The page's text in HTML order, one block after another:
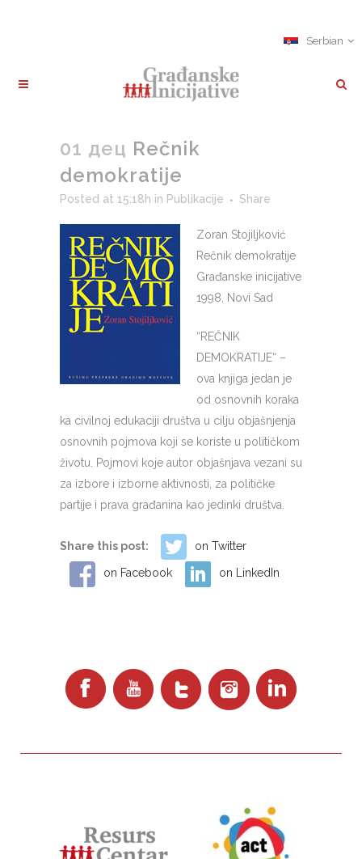
Serbian
01 дец Rečnik
demokratije
Posted at 15:18h in Publikacije Share
Zoran Stojiljković
Rečnik demokratije
Građanske inicijative
1998, Novi Sad
“REČNIK
DEMOKRATIJE“ –
ova knjiga jedan je
od osnovnih koraka
ka civilnoj edukaciji društva u cilju objašnjenja
osnovnih pojmova koji se koriste u političkom
životu. Pojmovi koje autor objašnjava vezani su
za izbore i izborne aktivnosti, za političke
partije i prava građanina kao jedinki društva.
Share this post: on Twitter
on Facebook on LinkedIn